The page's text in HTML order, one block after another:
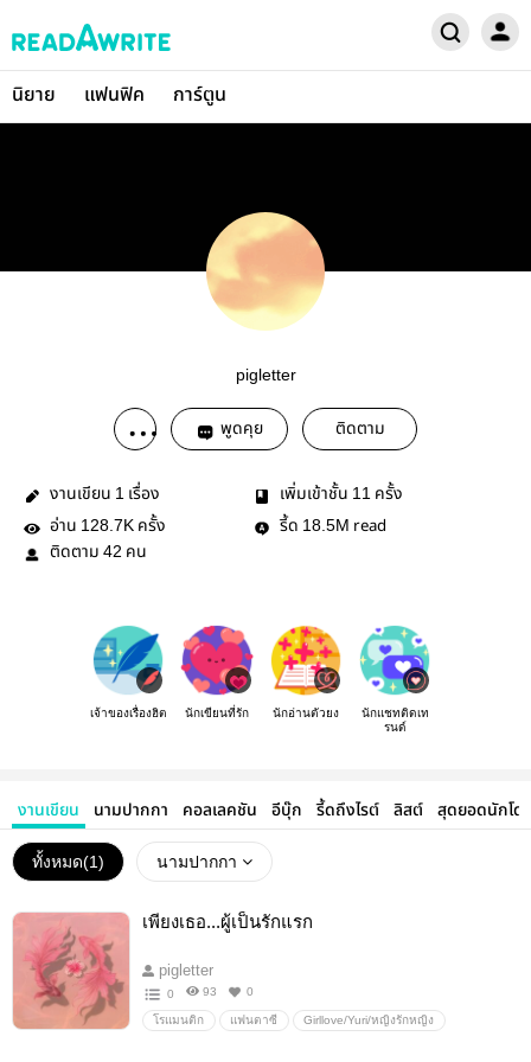
นิยาย แฟนฟิค การ์ตูน
pigletter
พูดคุย ติดตาม
งานเขียน 1 เรื่อง เพิ่มเข้าชั้น 11 ครั้ง
อ่าน 128.7K ครั้ง รี้ด 18.5M read
ติดตาม 42 คน
เจ้าของเรื่องฮิต นักเขียนที่รัก นักอ่านตัวยง
นักแชทติดเท
รนด์
งานเขียน นามปากกา คอลเลคชัน อีบุ๊ก รี้ดถึงไรต์ ลิสต์ สุดยอดนักโด
ทั้งหมด(1) นามปากกา
เพียงเธอ...ผู้เป็นรักแรก
pigletter
0 93 0
โรแมนติก แฟนตาซี Girllove/Yuri/หญิงรักหญิง